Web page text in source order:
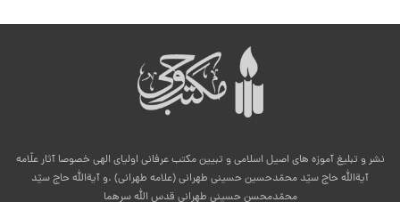
نشر و تبلیغ آموزه های اصیل اسلامی و تبیین مکتب عرفانی اولیای الهی خصوصا آثار علّامه
آیةالله حاج سیّد محمّدحسین حسینی طهرانی (علامه طهرانی) .و آیةالله حاج سیّد
محمّدمحسن حسینی طهرانی قدس الله سرهما